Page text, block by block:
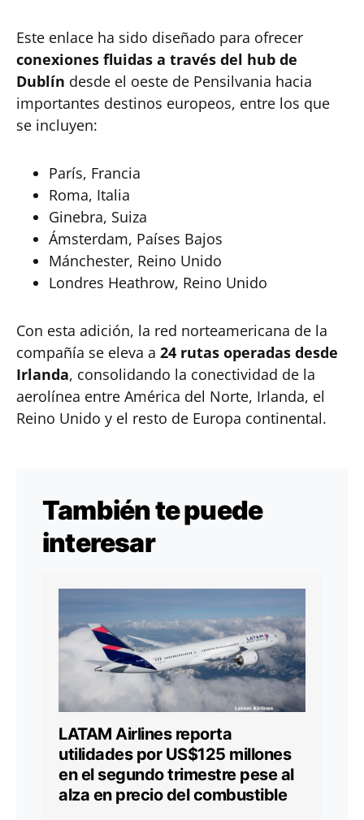
Este enlace ha sido diseñado para ofrecer
conexiones fluidas a través del hub de
Dublín desde el oeste de Pensilvania hacia
importantes destinos europeos, entre los que
se incluyen:
París, Francia
Roma, Italia
Ginebra, Suiza
Ámsterdam, Países Bajos
Mánchester, Reino Unido
Londres Heathrow, Reino Unido
Con esta adición, la red norteamericana de la
compañía se eleva a 24 rutas operadas desde
Irlanda, consolidando la conectividad de la
aerolínea entre América del Norte, Irlanda, el
Reino Unido y el resto de Europa continental.
También te puede
interesar
LATAM Airlines reporta
utilidades por US$125 millones
en el segundo trimestre pese al
alza en precio del combustible